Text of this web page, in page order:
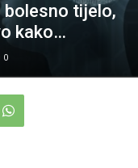
bolesno tijelo,
kako…
0